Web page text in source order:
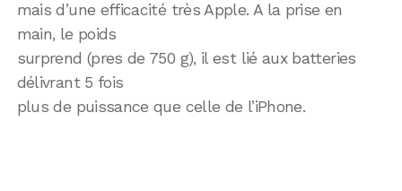
mais d’une efficacité très Apple. A la prise en
main, le poids
surprend (pres de 750 g), il est lié aux batteries
délivrant 5 fois
plus de puissance que celle de l’iPhone.